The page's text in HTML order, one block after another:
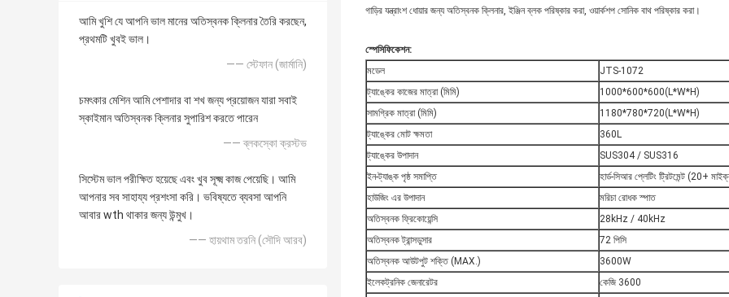
আমি খুশি যে আপনি ভাল মানের অতিস্বনক ক্লিনার তৈরি করছেন,
প্রথমটি খুবই ভাল।
—— স্টেফান (জার্মানি)
চমৎকার মেশিন আমি পেশাদার বা শখ জন্য প্রয়োজন যারা সবাই
স্কাইমান অতিস্বনক ক্লিনার সুপারিশ করতে পারেন
—— ব্লকস্কো ক্রস্টভ
সিস্টেম ভাল পরীক্ষিত হয়েছে এবং খুব সূক্ষ্ম কাজ পেয়েছি। আমি
আপনার সব সাহায্য প্রশংসা করি। ভবিষ্যতে ব্যবসা আপনি
আবার wth থাকার জন্য উন্মুখ।
—— হায়থাম তরনি (সৌদি আরব)
গাড়ির যন্ত্রাংশ ধোয়ার জন্য অতিস্বনক ক্লিনার, ইঞ্জিন ব্লক পরিষ্কার করা, ওয়ার্কশপ সোনিক বাথ পরিষ্কার করা।
স্পেসিফিকেশন:
মডেল
JTS-1072
ট্যাঙ্কের কাজের মাত্রা (মিমি)
1000*600*600(L*W*H)
সামগ্রিক মাত্রা (মিমি)
1180*780*720(L*W*H)
ট্যাঙ্কের মোট ক্ষমতা
360L
ট্যাঙ্কের উপাদান
SUS304 / SUS316
ইন-ট্যাঙ্ক পৃষ্ঠ সমাপ্তি
হার্ড-সিআর প্লেটিং ট্রিটমেন্ট (20+
হাউজিং এর উপাদান
মরিচা রোধক স্পাত
অতিস্বনক ফ্রিকোয়েন্সি
28kHz / 40kHz
অতিস্বনক ট্রান্সডুসার
72 পিসি
অতিস্বনক আউটপুট শক্তি (MAX.)
3600W
ইলেকট্রনিক জেনারেটর
কেজি 3600